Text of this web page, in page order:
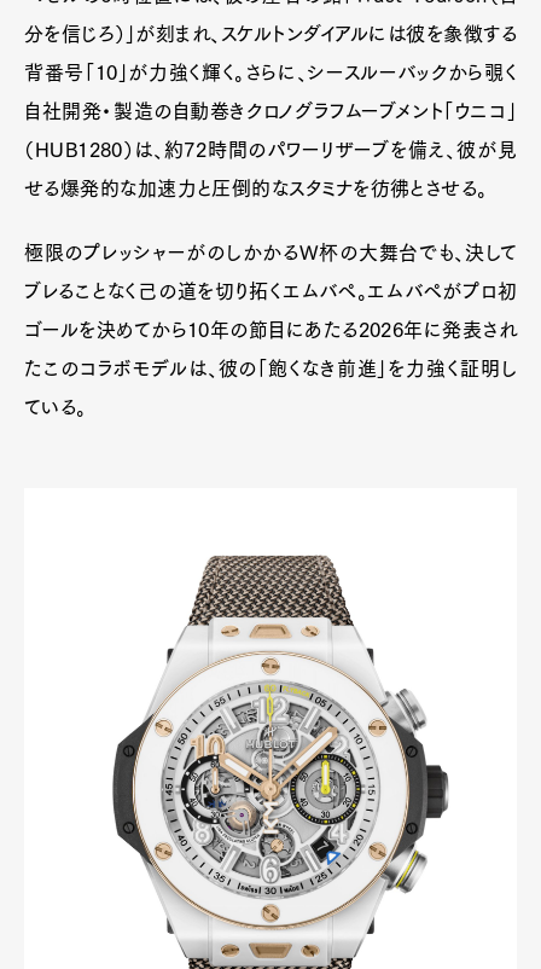
分を信じろ）」が刻まれ、スケルトンダイアルには彼を象徴する
背番号「10」が力強く輝く。さらに、シースルーバックから覗く
自社開発・製造の自動巻きクロノグラフムーブメント「ウニコ」
（HUB1280）は、約72時間のパワーリザーブを備え、彼が見
せる爆発的な加速力と圧倒的なスタミナを彷彿とさせる。
極限のプレッシャーがのしかかるW杯の大舞台でも、決して
ブレることなく己の道を切り拓くエムバペ。エムバペがプロ初
ゴールを決めてから10年の節目にあたる2026年に発表され
たこのコラボモデルは、彼の「飽くなき前進」を力強く証明し
ている。